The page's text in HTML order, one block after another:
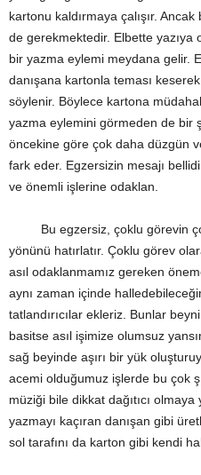
kartonu kaldırmaya çalışır.
de gerekmektedir. Elbette yazıya
bir yazma eylemi meydana gelir.
danışana kartonla teması
söylenir. Böylece kartona
yazma eylemini görmeden de bir
öncekine göre çok daha düzgün
fark eder. Egzersizin mesajı
ve önemli işlerine odaklan.
Bu egzersiz, çoklu görevin
yönünü hatırlatır. Çoklu görev
asıl odaklanmamız gereken
aynı zaman içinde
tatlandırıcılar ekleriz. Bunlar
basitse asıl işimize olumsuz
sağ beyinde aşırı bir yük
acemi olduğumuz işlerde bu çok
müziği bile dikkat dağıtıcı
yazmayı kaçıran danışan gibi
sol tarafını da karton gibi kendi